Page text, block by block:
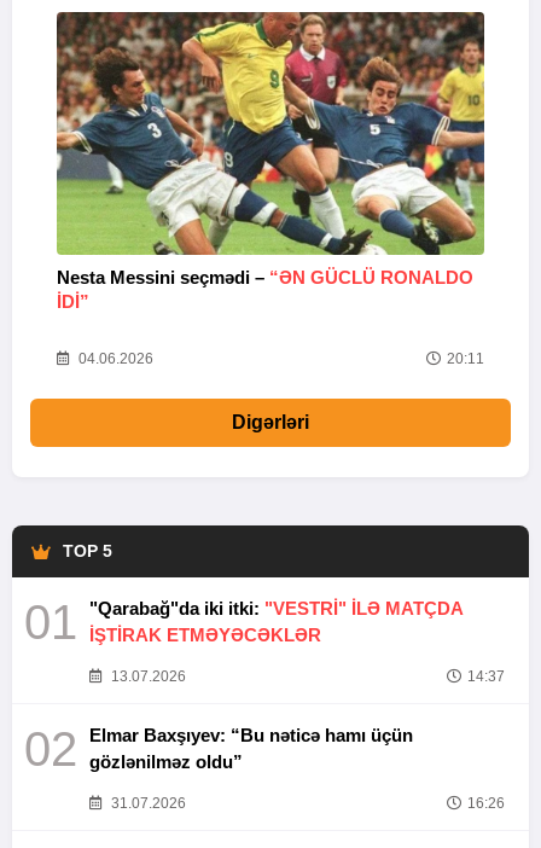
Nesta Messini seçmədi – “ƏN GÜCLÜ RONALDO
IDI”
04.06.2026 20:11
Digərləri
TOP 5
01 "Qarabağ"da iki itki: "VESTRİ" İLƏ MATÇDA
İŞTİRAK ETMƏYƏCƏKLƏR
13.07.2026 14:37
02
Elmar Baxşıyev: “Bu nəticə hamı üçün
gözlənilməz oldu”
31.07.2026 16:26